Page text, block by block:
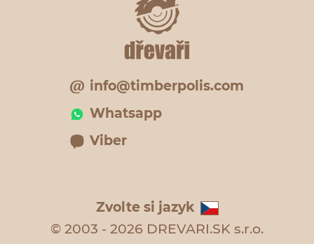
info@timberpolis.com
Whatsapp
Viber
Zvolte si jazyk
© 2003 - 2026 DREVARI.SK s.r.o.